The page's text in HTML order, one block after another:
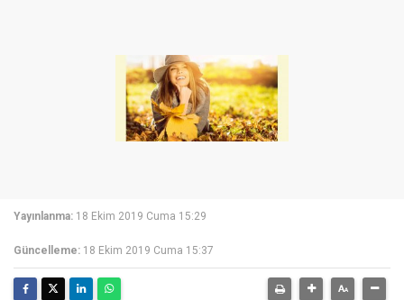
Yayınlanma: 18 Ekim 2019 Cuma 15:29
Güncelleme: 18 Ekim 2019 Cuma 15:37